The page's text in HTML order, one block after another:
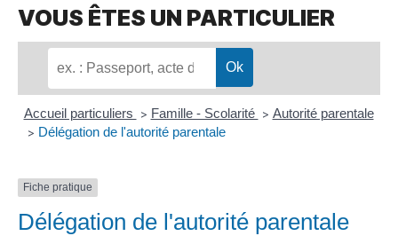
PORTDE PLAISANCE
MUSÉEDE PRÉHISTOIRE
VOUS ÊTES UN PARTICULIER
Accueil particuliers > Famille - Scolarité > Autorité parentale
> Délégation de l'autorité parentale
Fiche pratique
Délégation de l'autorité parentale